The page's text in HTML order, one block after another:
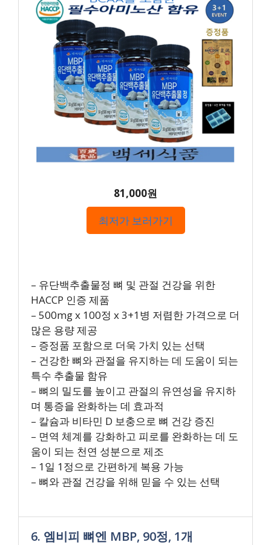
81,000원
최저가 보러가기
– 유단백추출물정 뼈 및 관절 건강을 위한
HACCP 인증 제품
– 500mg x 100정 x 3+1병 저렴한 가격으로 더
많은 용량 제공
– 증정품 포함으로 더욱 가치 있는 선택
– 건강한 뼈와 관절을 유지하는 데 도움이 되는
특수 추출물 함유
– 뼈의 밀도를 높이고 관절의 유연성을 유지하
며 통증을 완화하는 데 효과적
– 칼슘과 비타민 D 보충으로 뼈 건강 증진
– 면역 체계를 강화하고 피로를 완화하는 데 도
움이 되는 천연 성분으로 제조
– 1일 1정으로 간편하게 복용 가능
– 뼈와 관절 건강을 위해 믿을 수 있는 선택
6. 엠비피 뼈엔 MBP, 90정, 1개